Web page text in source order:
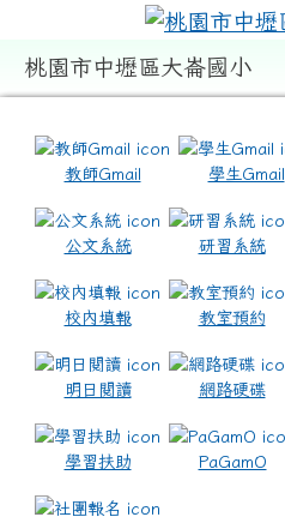
桃園市中壢區大崙國小
教師Gmail 學生Gmail
公文系統 研習系統
校內填報 教室預約
明日閱讀 網路硬碟
學習扶助 PaGamO